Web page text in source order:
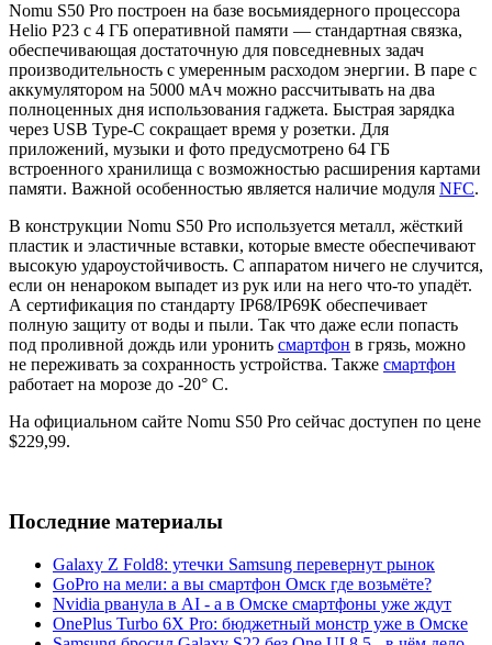
Nomu S50 Pro построен на базе восьмиядерного процессора
Helio P23 с 4 ГБ оперативной памяти — стандартная связка,
обеспечивающая достаточную для повседневных задач
производительность с умеренным расходом энергии. В паре с
аккумулятором на 5000 мАч можно рассчитывать на два
полноценных дня использования гаджета. Быстрая зарядка
через USB Type-C сокращает время у розетки. Для
приложений, музыки и фото предусмотрено 64 ГБ
встроенного хранилища с возможностью расширения картами
памяти. Важной особенностью является наличие модуля NFC.
В конструкции Nomu S50 Pro используется металл, жёсткий
пластик и эластичные вставки, которые вместе обеспечивают
высокую удароустойчивость. С аппаратом ничего не случится,
если он ненароком выпадет из рук или на него что-то упадёт.
А сертификация по стандарту IP68/IP69К обеспечивает
полную защиту от воды и пыли. Так что даже если попасть
под проливной дождь или уронить смартфон в грязь, можно
не переживать за сохранность устройства. Также смартфон
работает на морозе до -20° C.
На официальном сайте Nomu S50 Pro сейчас доступен по цене
$229,99.
Последние материалы
Galaxy Z Fold8: утечки Samsung перевернут рынок
GoPro на мели: а вы смартфон Омск где возьмёте?
Nvidia рванула в AI - а в Омске смартфоны уже ждут
OnePlus Turbo 6X Pro: бюджетный монстр уже в Омске